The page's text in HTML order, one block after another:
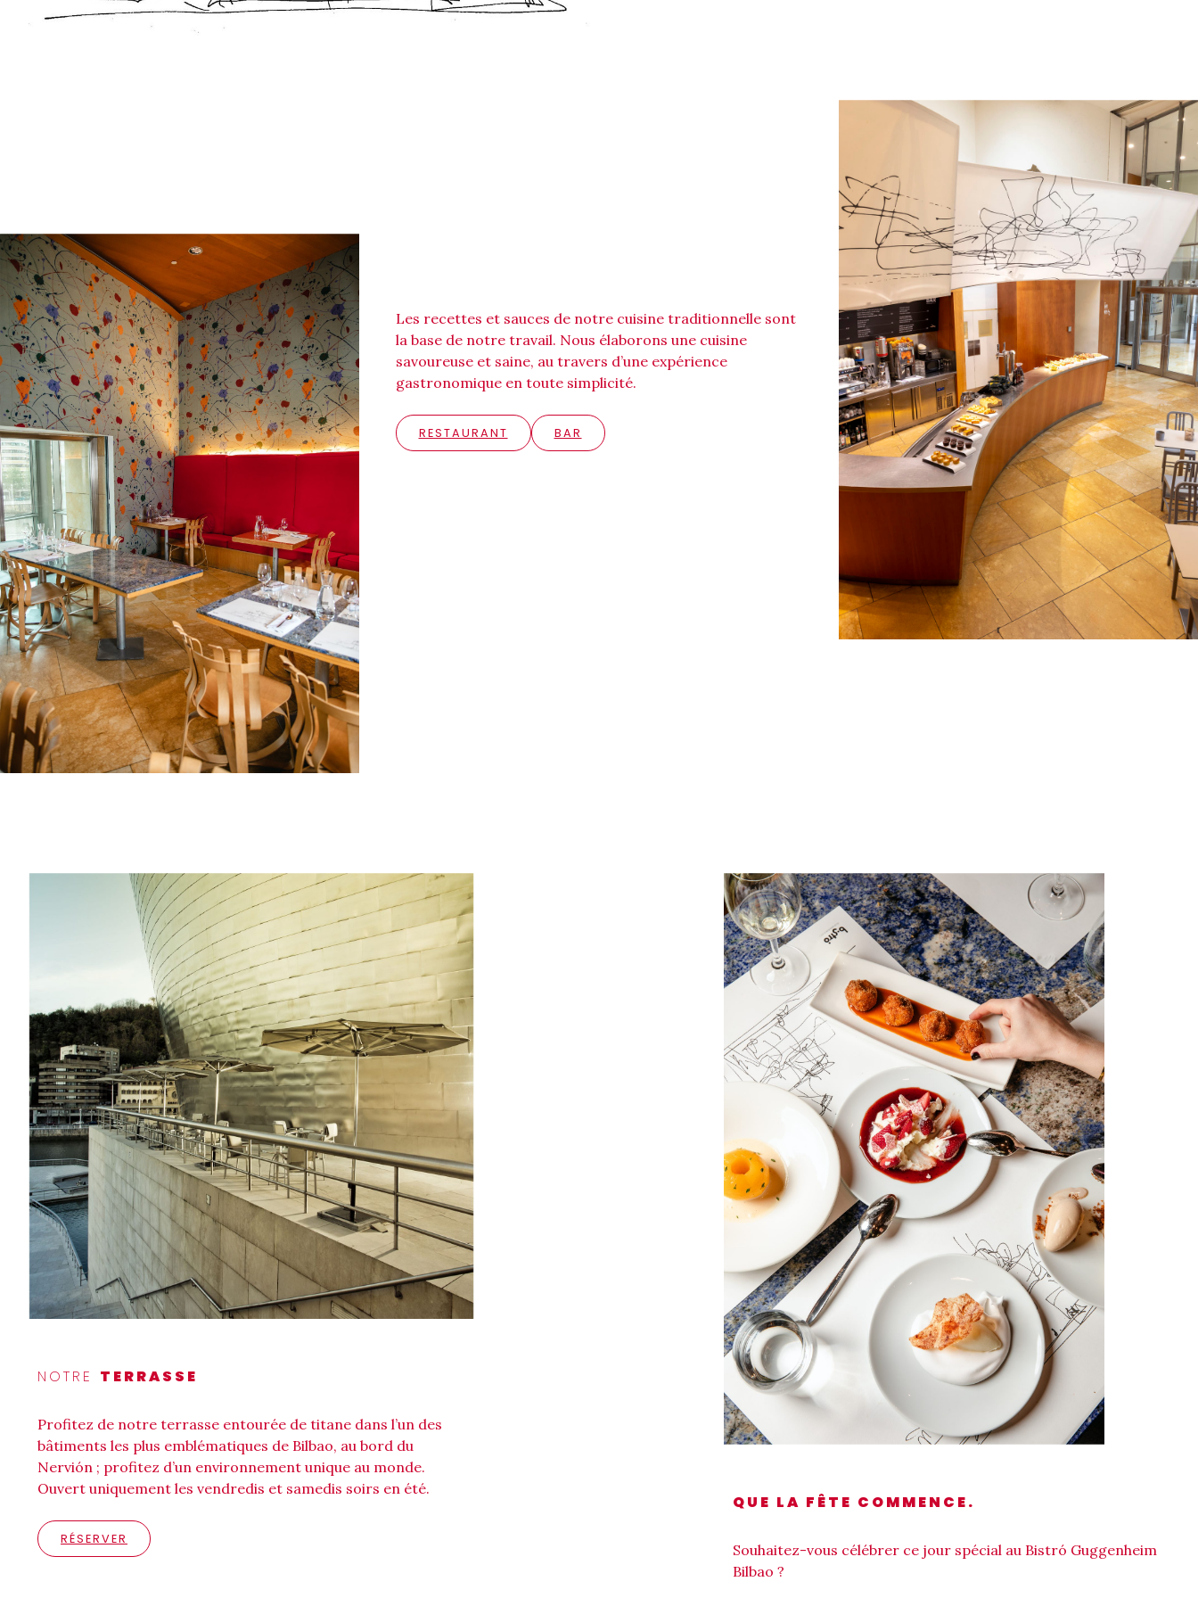
Les recettes et sauces de notre cuisine traditionnelle sont
la base de notre travail. Nous élaborons une cuisine
savoureuse et saine, au travers d’une expérience
gastronomique en toute simplicité.
RESTAURANT BAR
NOTRE TERRASSE
Profitez de notre terrasse entourée de titane dans l’un des
bâtiments les plus emblématiques de Bilbao, au bord du
Nervión ; profitez d’un environnement unique au monde.
Ouvert uniquement les vendredis et samedis soirs en été.
RÉSERVER
QUE LA FÊTE COMMENCE.
Souhaitez-vous célébrer ce jour spécial au Bistró Guggenheim
Bilbao ?